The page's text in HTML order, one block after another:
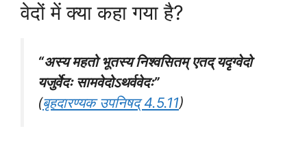
वेदों में क्या कहा गया है?
“अस्य महतो भूतस्य निश्वसितम् एतद् यदृग्वेदो
यजुर्वेदः सामवेदोऽथर्ववेदः”
(बृहदारण्यक उपनिषद् 4.5.11)